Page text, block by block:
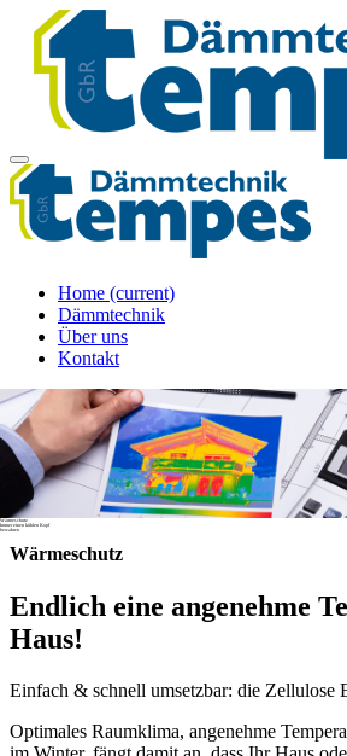
Home (current)
Dämmtechnik
Über uns
Kontakt
Wärmeschutz
Immer einen kühlen Kopf
bewahren
Wärmeschutz
Endlich eine angenehme
Haus!
Einfach & schnell umsetzbar: die Zellulose
Optimales Raumklima, angenehme